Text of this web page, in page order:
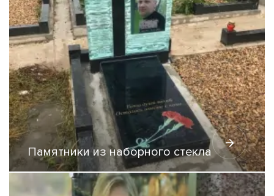
Памятники из наборного стекла